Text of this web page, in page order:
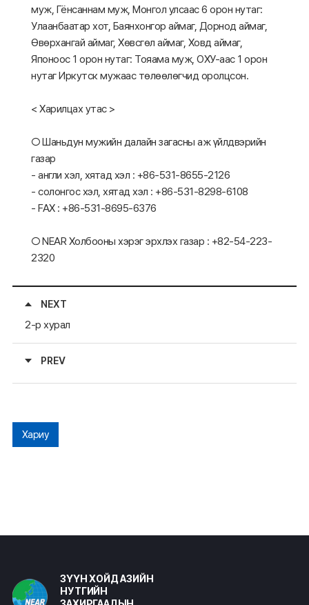
муж, Гёнсаннам муж, Монгол улсаас 6 орон нутаг:
Улаанбаатар хот, Баянхонгор аймаг, Дорнод аймаг,
Өвөрхангай аймаг, Хөвсгөл аймаг, Ховд аймаг,
Японоос 1 орон нутаг: Тояама муж, ОХУ-аас 1 орон
нутаг Иркутск мужаас төлөөлөгчид оролцсон.
< Харилцах утас >
○ Шаньдун мужийн далайн загасны аж үйлдвэрийн
газар
- англи хэл, хятад хэл : +86-531-8655-2126
- солонгос хэл, хятад хэл : +86-531-8298-6108
- FAX : +86-531-8695-6376
○ NEAR Холбооны хэрэг эрхлэх газар : +82-54-223-
2320
NEXT
2-р хурал
PREV
Хариу
ЗҮҮН ХОЙД АЗИЙН
НУТГИЙН